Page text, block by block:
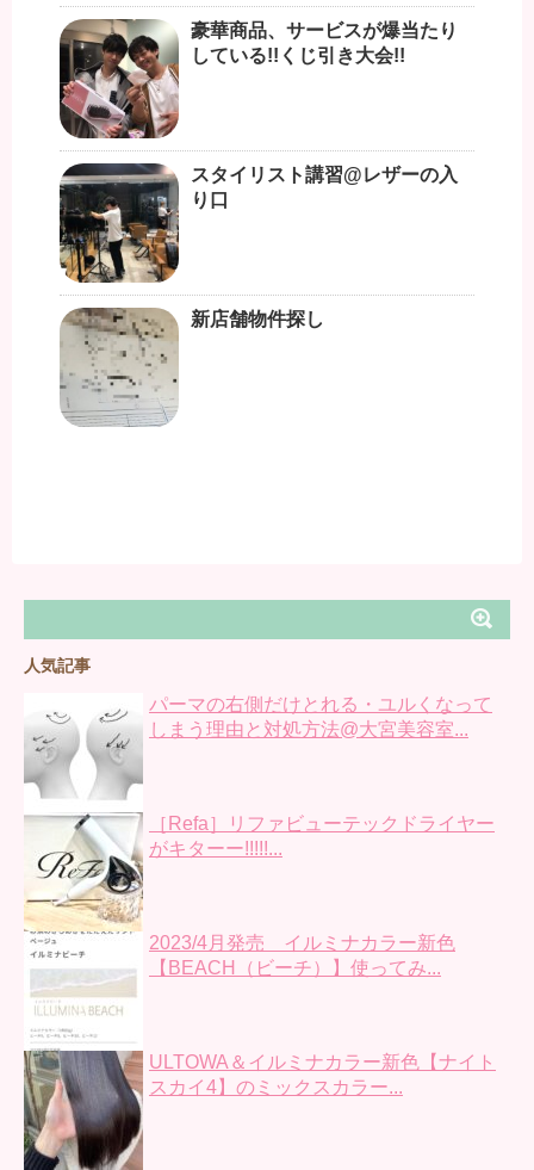
豪華商品、サービスが爆当たり
している!!くじ引き大会!!
スタイリスト講習@レザーの入
り口
新店舗物件探し
人気記事
パーマの右側だけとれる・ユルくなって
しまう理由と対処方法@大宮美容室...
［Refa］リファビューテックドライヤー
がキターー!!!!!...
2023/4月発売 イルミナカラー新色
【BEACH（ビーチ）】使ってみ...
ULTOWA＆イルミナカラー新色【ナイト
スカイ4】のミックスカラー...